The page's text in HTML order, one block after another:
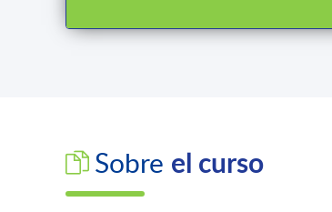
Sobre el curso